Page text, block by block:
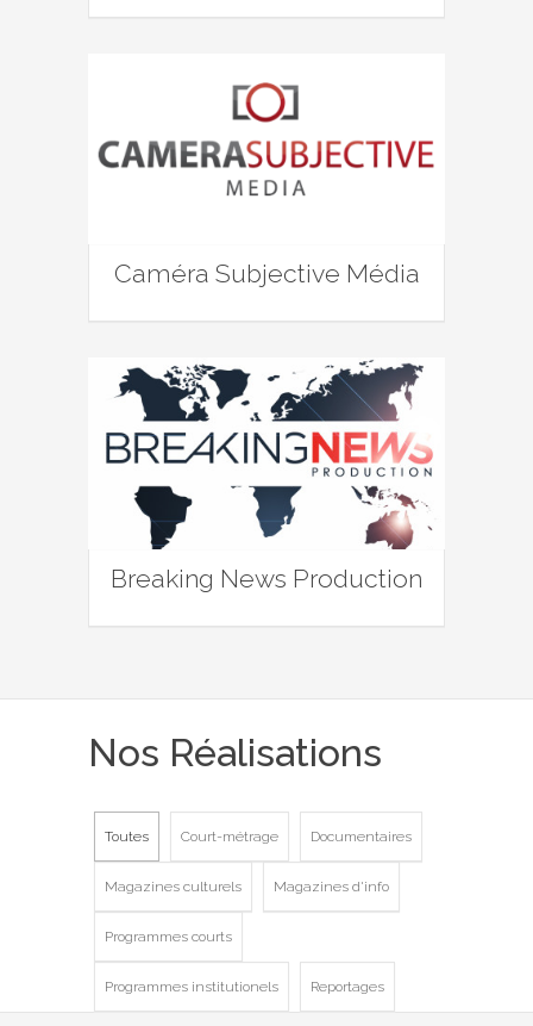
Caméra Subjective Média
Breaking News Production
Nos Réalisations
Toutes Court-métrage Documentaires
Magazines culturels Magazines d'info
Programmes courts
Programmes institutionels Reportages